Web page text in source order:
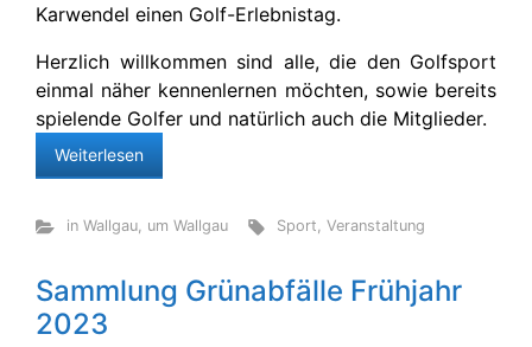
Karwendel einen Golf-Erlebnistag.
Herzlich willkommen sind alle, die den Golfsport
einmal näher kennenlernen möchten, sowie bereits
spielende Golfer und natürlich auch die Mitglieder.
Weiterlesen
in Wallgau, um Wallgau Sport,Veranstaltung
Sammlung Grünabfälle Frühjahr
2023